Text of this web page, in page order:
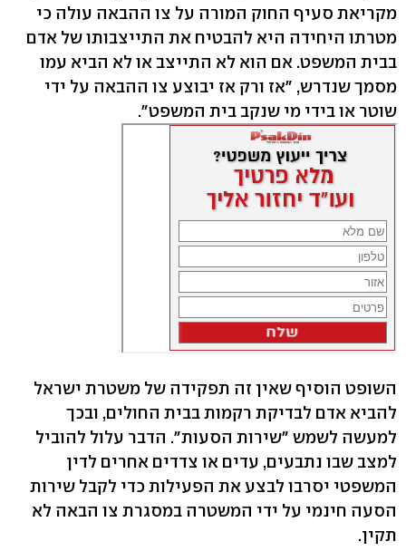
מקריאת סעיף החוק המורה על צו ההבאה עולה כי
מטרתו היחידה היא להבטיח את התייצבותו של אדם
בבית המשפט. אם הוא לא התייצב או לא הביא עמו
מסמך שנדרש, "אז ורק אז יבוצע צו ההבאה על ידי
שוטר או בידי מי שנקב בית המשפט".
השופט הוסיף שאין זה תפקידה של משטרת ישראל
להביא אדם לבדיקת רקמות בבית החולים, ובכך
למעשה לשמש "שירות הסעות". הדבר עלול להוביל
למצב שבו נתבעים, עדים או צדדים אחרים לדין
המשפטי יסרבו לבצע את הפעילות כדי לקבל שירות
הסעה חינמי על ידי המשטרה במסגרת צו הבאה לא
תקין.